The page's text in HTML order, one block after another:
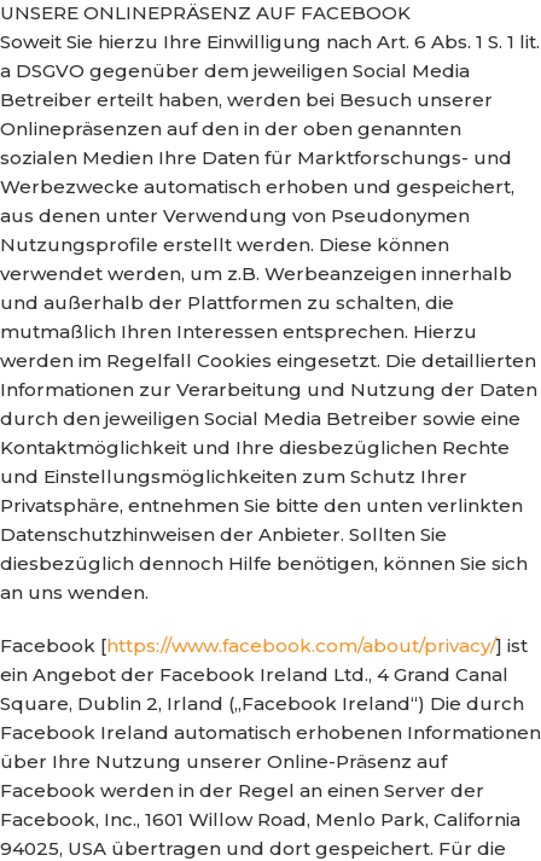
UNSERE ONLINEPRÄSENZ AUF FACEBOOK
Soweit Sie hierzu Ihre Einwilligung nach Art. 6 Abs. 1 S. 1 lit.
a DSGVO gegenüber dem jeweiligen Social Media
Betreiber erteilt haben, werden bei Besuch unserer
Onlinepräsenzen auf den in der oben genannten
sozialen Medien Ihre Daten für Marktforschungs- und
Werbezwecke automatisch erhoben und gespeichert,
aus denen unter Verwendung von Pseudonymen
Nutzungsprofile erstellt werden. Diese können
verwendet werden, um z.B. Werbeanzeigen innerhalb
und außerhalb der Plattformen zu schalten, die
mutmaßlich Ihren Interessen entsprechen. Hierzu
werden im Regelfall Cookies eingesetzt. Die detaillierten
Informationen zur Verarbeitung und Nutzung der Daten
durch den jeweiligen Social Media Betreiber sowie eine
Kontaktmöglichkeit und Ihre diesbezüglichen Rechte
und Einstellungsmöglichkeiten zum Schutz Ihrer
Privatsphäre, entnehmen Sie bitte den unten verlinkten
Datenschutzhinweisen der Anbieter. Sollten Sie
diesbezüglich dennoch Hilfe benötigen, können Sie sich
an uns wenden.
Facebook [https://www.facebook.com/about/privacy/] ist
ein Angebot der Facebook Ireland Ltd., 4 Grand Canal
Square, Dublin 2, Irland („Facebook Ireland“) Die durch
Facebook Ireland automatisch erhobenen Informationen
über Ihre Nutzung unserer Online-Präsenz auf
Facebook werden in der Regel an einen Server der
Facebook, Inc., 1601 Willow Road, Menlo Park, California
94025, USA übertragen und dort gespeichert. Für die